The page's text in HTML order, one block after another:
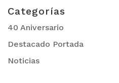
Categorías
40 Aniversario
Destacado Portada
Noticias